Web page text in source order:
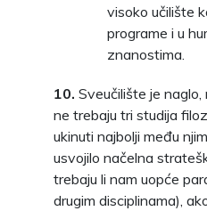
visoko učilište
programe i u
znanostima.
10. Sveučilište je naglo,
ne trebaju tri studija
ukinuti najbolji među
usvojilo načelna
trebaju li nam uopće
drugim disciplinama),